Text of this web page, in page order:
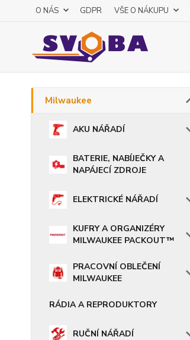
O NÁS GDPR VŠE O NÁKUPU
Milwaukee
AKU NÁŘADÍ
BATERIE, NABÍJEČKY A
NAPÁJECÍ ZDROJE
ELEKTRICKÉ NÁŘADÍ
KUFRY A ORGANIZÉRY
MILWAUKEE PACKOUT™
PRACOVNÍ OBLEČENÍ
MILWAUKEE
RÁDIA A REPRODUKTORY
RUČNÍ NÁŘADÍ